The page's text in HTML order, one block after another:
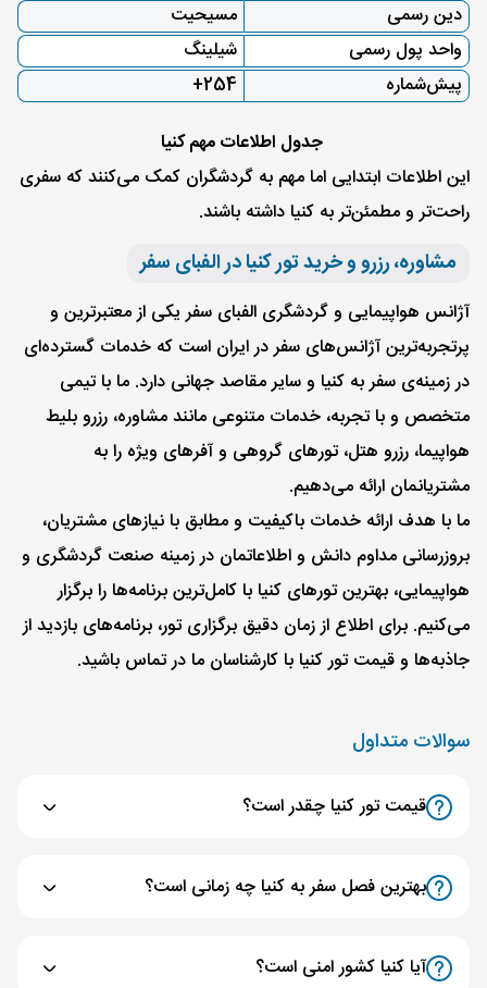
دین رسمی
مسیحیت
واحد پول رسمی
شیلینگ
پیش‌شماره
254+
جدول اطلاعات مهم کنیا
این اطلاعات ابتدایی اما مهم به گردشگران کمک می‌کنند که سفری
راحت‌تر و مطمئن‌تر به کنیا داشته باشند.
مشاوره، رزرو و خرید تور کنیا در الفبای سفر
آژانس هواپیمایی و گردشگری الفبای سفر یکی از معتبرترین و
پرتجربه‌ترین آژانس‌های سفر در ایران است که خدمات گسترده‌ای
در زمینه‌ی سفر به کنیا و سایر مقاصد جهانی دارد. ما با تیمی
متخصص و با تجربه، خدمات متنوعی مانند مشاوره، رزرو بلیط
هواپیما، رزرو هتل، تورهای گروهی و آفرهای ویژه را به
مشتریانمان ارائه می‌دهیم.
ما با هدف ارائه خدمات با‌کیفیت و مطابق با نیازهای مشتریان،
بروزرسانی مداوم دانش و اطلاعاتمان در زمینه‌ صنعت گردشگری و
هواپیمایی، بهترین تورهای کنیا با کامل‌ترین برنامه‌ها را برگزار
می‌کنیم. برای اطلاع از زمان دقیق برگزاری تور، برنامه‌های بازدید از
جاذبه‌ها و قیمت تور کنیا با کارشناسان ما در تماس باشید.
سوالات متداول
قیمت تور کنیا چقدر است؟
بهترین فصل سفر به کنیا چه زمانی است؟
آیا کنیا کشور امنی است؟